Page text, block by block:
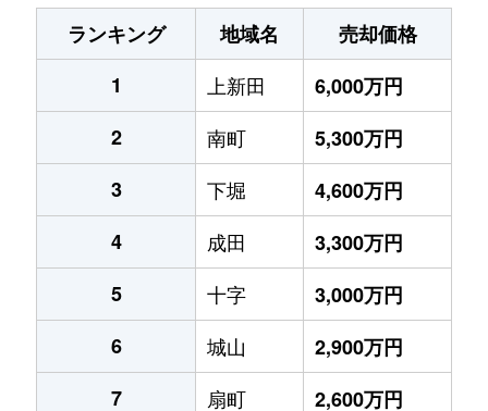
ランキング
地域名
売却価格
1
上新田
6,000万円
2
南町
5,300万円
3
下堀
4,600万円
4
成田
3,300万円
5
十字
3,000万円
6
城山
2,900万円
7
扇町 2,600万円